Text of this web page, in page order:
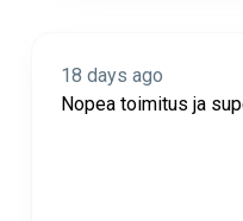
18 days ago
Nopea toimitus ja